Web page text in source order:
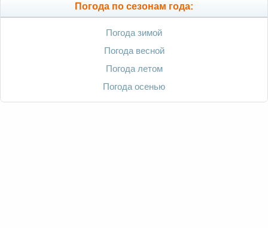
Погода по сезонам года:
Погода зимой
Погода весной
Погода летом
Погода осенью